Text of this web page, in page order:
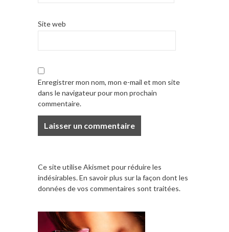
Site web
Enregistrer mon nom, mon e-mail et mon site
dans le navigateur pour mon prochain
commentaire.
Ce site utilise Akismet pour réduire les
indésirables.En savoir plus sur la façon dont les
données de vos commentaires sont traitées.